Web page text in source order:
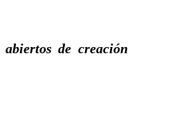
de creación